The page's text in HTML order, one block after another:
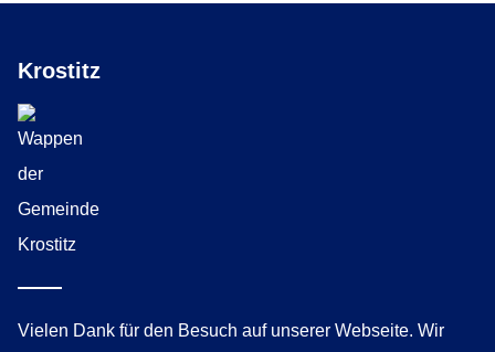
Krostitz
Vielen Dank für den Besuch auf unserer Webseite. Wir